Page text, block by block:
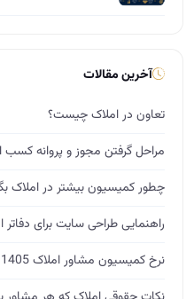
آخرین مقالات
تعاون در املاک چیست؟
مراحل گرفتن مجوز و پروانه کسب
چطور کمیسیون بیشتر در املاک
راهنمایی طراحی سایت برای دفاتر
نرخ کمیسیون مشاور املاک 1405